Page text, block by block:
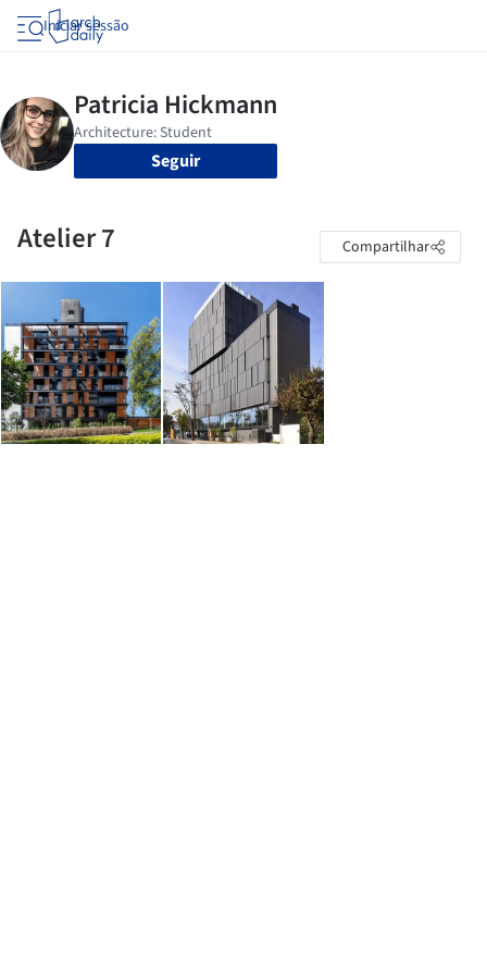
Iniciar sessão
Seguir
Atelier 7 Compartilhar